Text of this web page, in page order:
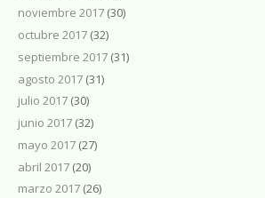
noviembre 2017 (30)
octubre 2017 (32)
septiembre 2017 (31)
agosto 2017 (31)
julio 2017 (30)
junio 2017 (32)
mayo 2017 (27)
abril 2017 (20)
marzo 2017 (26)